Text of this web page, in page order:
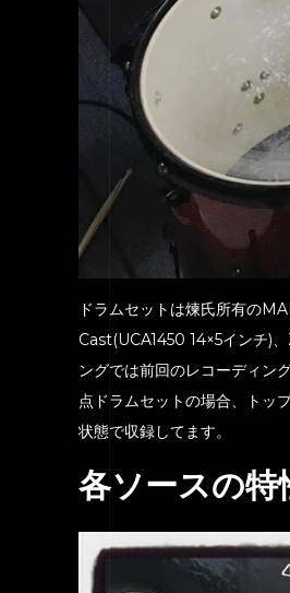
ドラムセットは煉氏所有の
Cast(UCA1450 14×5インチ)
ングでは前回のレコーディン
点ドラムセットの場合、トッ
状態で収録してます。
各ソースの特